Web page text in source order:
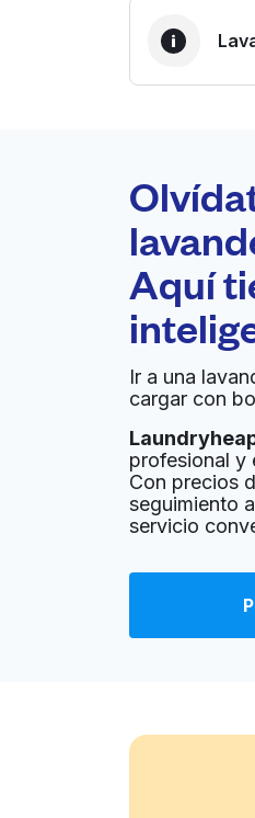
Recojo
puerta
corner of
United
? min
Mostrar
560 San
1160
Aquí
Ir a una
cargar con
profesional y
Con precios
seguimiento
servicio